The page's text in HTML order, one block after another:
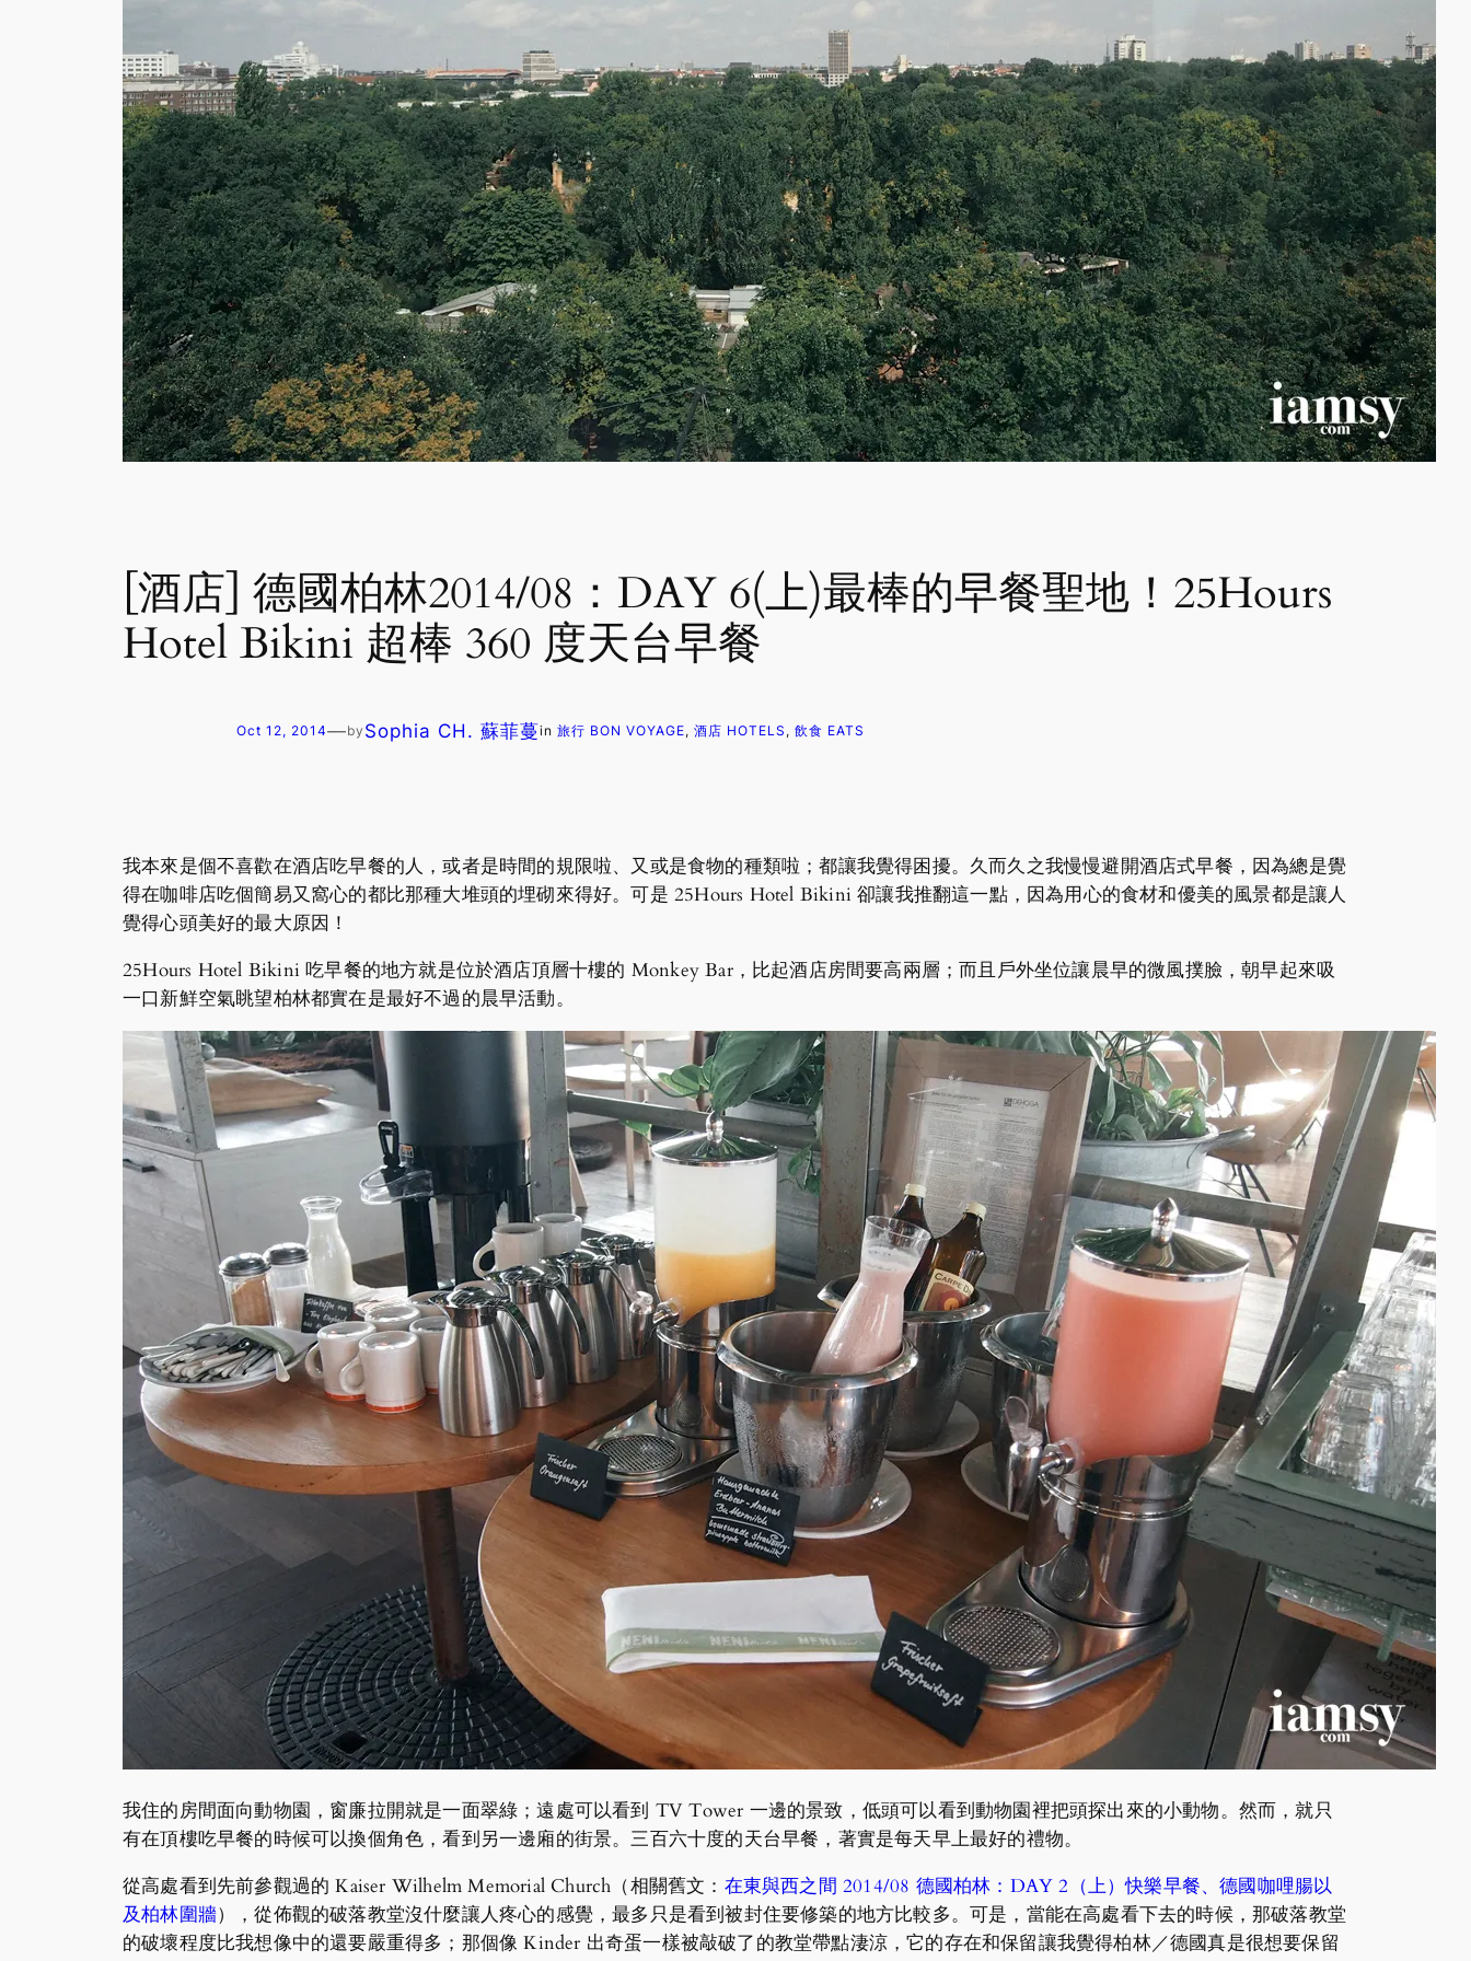
[酒店] 德國柏林2014/08：DAY 6(上)最棒的早餐聖地！25Hours
Hotel Bikini 超棒 360 度天台早餐
Oct 12, 2014—by Sophia CH. 蘇菲蔓in 旅行 BON VOYAGE, 酒店 HOTELS , 飲食 EATS
我本來是個不喜歡在酒店吃早餐的人，或者是時間的規限啦、又或是食物的種類啦；都讓我覺得困擾。久而久之我慢慢避開酒店式早餐，因為總是覺
得在咖啡店吃個簡易又窩心的都比那種大堆頭的埋砌來得好。可是 25Hours Hotel Bikini 卻讓我推翻這一點，因為用心的食材和優美的風景都是讓人
覺得心頭美好的最大原因！
25Hours Hotel Bikini 吃早餐的地方就是位於酒店頂層十樓的 Monkey Bar，比起酒店房間要高兩層；而且戶外坐位讓晨早的微風撲臉，朝早起來吸
一口新鮮空氣眺望柏林都實在是最好不過的晨早活動。
我住的房間面向動物園，窗廉拉開就是一面翠綠；遠處可以看到 TV Tower 一邊的景致，低頭可以看到動物園裡把頭探出來的小動物。然而，就只
有在頂樓吃早餐的時候可以換個角色，看到另一邊廂的街景。三百六十度的天台早餐，著實是每天早上最好的禮物。
從高處看到先前參觀過的 Kaiser Wilhelm Memorial Church（相關舊文： 在東與西之間 2014/08 德國柏林：DAY 2（上）快樂早餐、德國咖哩腸以
及柏林圍牆），從佈觀的破落教堂沒什麼讓人疼心的感覺，最多只是看到被封住要修築的地方比較多。可是，當能在高處看下去的時候，那破落教堂
的破壞程度比我想像中的還要嚴重得多；那個像 Kinder 出奇蛋一樣被敲破了的教堂帶點淒涼，它的存在和保留讓我覺得柏林／德國真是很想要保留